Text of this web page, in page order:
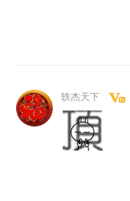
轶杰天下